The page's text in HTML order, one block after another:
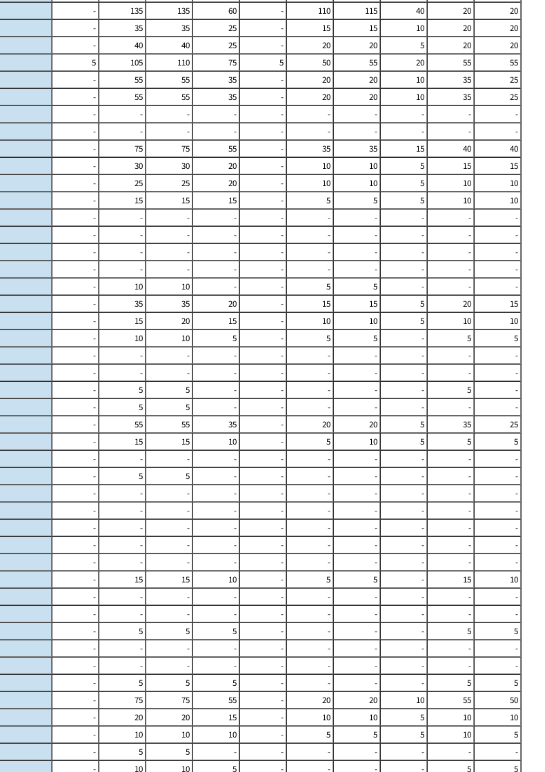
- 135 135 60 - 110 115 40 20
20
- 35 35 25 - 15 15 10 20
20
- 40 40 25 - 20 20 5 20
20
5 105 110 75 5 50 55 20 55
55
- 55 55 35 - 20 20 10 35
25
- 55 55 35 - 20 20 10 35
25
- - - - - - - - -
-
- - - - - - - - -
-
- 75 75 55 - 35 35 15 40
40
- 30 30 20 - 10 10 5 15
15
- 25 25 20 - 10 10 5 10
10
- 15 15 15 - 5 5 5 10
10
- - - - - - - - -
-
- - - - - - - - -
-
- - - - - - - - -
-
- - - - - - - - -
-
- 10 10 - - 5 5 - -
-
- 35 35 20 - 15 15 5 20
15
- 15 20 15 - 10 10 5 10
10
- 10 10 5 - 5 5 - 5
5
- - - - - - - - -
-
- - - - - - - - -
-
- 5 5 - - - - - 5
-
- 5 5 - - - - - -
-
- 55 55 35 - 20 20 5 35
25
- 15 15 10 - 5 10 5 5
5
- - - - - - - - -
-
- 5 5 - - - - - -
-
- - - - - - - - -
-
- - - - - - - - -
-
- - - - - - - - -
-
- - - - - - - - -
-
- - - - - - - - -
-
- 15 15 10 - 5 5 - 15
10
- - - - - - - - -
-
- - - - - - - - -
-
- 5 5 5 - - - - 5
5
- - - - - - - - -
-
- - - - - - - - -
-
- 5 5 5 - - - - 5
5
- 75 75 55 - 20 20 10 55
50
- 20 20 15 - 10 10 5 10
10
- 10 10 10 - 5 5 5 10
5
- 5 5 - - - - - -
-
- 10 10 5 - - - - 5
5